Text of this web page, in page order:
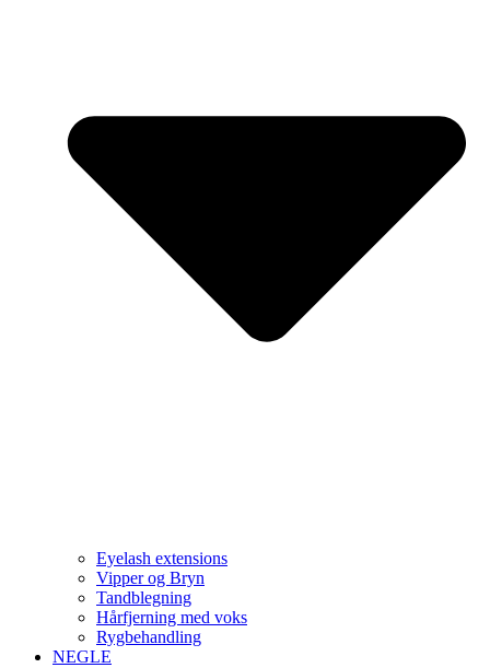
Eyelash extensions
Vipper og Bryn
Tandblegning
Hårfjerning med voks
Rygbehandling
NEGLE